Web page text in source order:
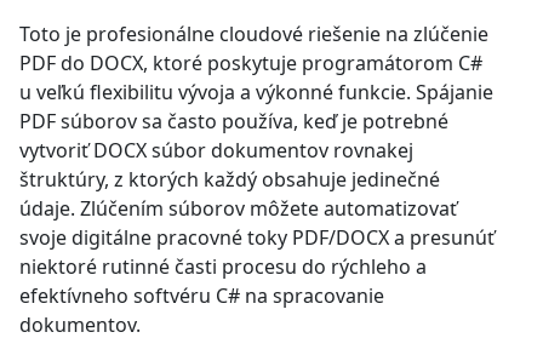
Toto je profesionálne cloudové riešenie na zlúčenie
PDF do DOCX, ktoré poskytuje programátorom C#
u veľkú flexibilitu vývoja a výkonné funkcie. Spájanie
PDF súborov sa často používa, keď je potrebné
vytvoriť DOCX súbor dokumentov rovnakej
štruktúry, z ktorých každý obsahuje jedinečné
údaje. Zlúčením súborov môžete automatizovať
svoje digitálne pracovné toky PDF/DOCX a presunúť
niektoré rutinné časti procesu do rýchleho a
efektívneho softvéru C# na spracovanie
dokumentov.